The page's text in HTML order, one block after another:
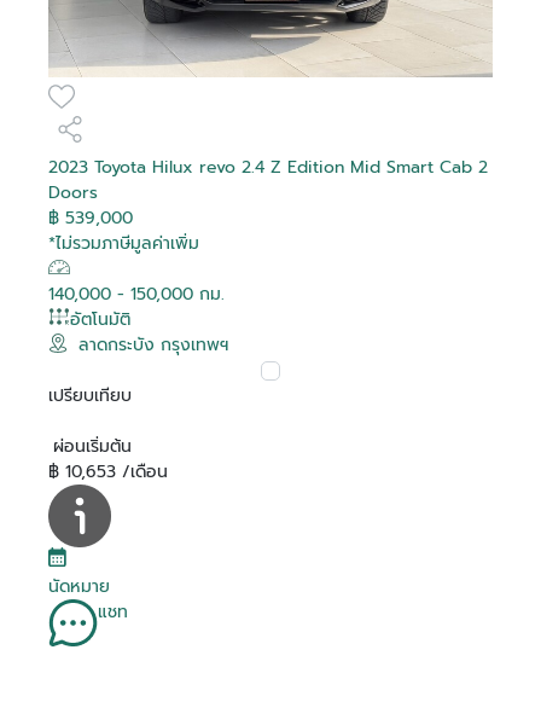
2023 Toyota Hilux revo 2.4 Z Edition Mid Smart Cab 2
Doors
฿ 539,000
*ไม่รวมภาษีมูลค่าเพิ่ม
140,000 - 150,000 กม.
อัตโนมัติ
ลาดกระบัง กรุงเทพฯ
เปรียบเทียบ
ผ่อนเริ่มต้น
฿ 10,653 /เดือน
นัดหมาย
แชท